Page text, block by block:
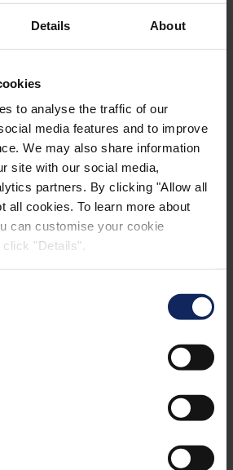
Details About
to analyse the traffic of our
media features and to improve
We may also share information
site with our social media,
partners. By clicking "Allow all
all cookies. To learn more about
can customise your cookie
click "Details".
cortesía de Composites One y
A GRAN ESCALA EN MAGBOAT